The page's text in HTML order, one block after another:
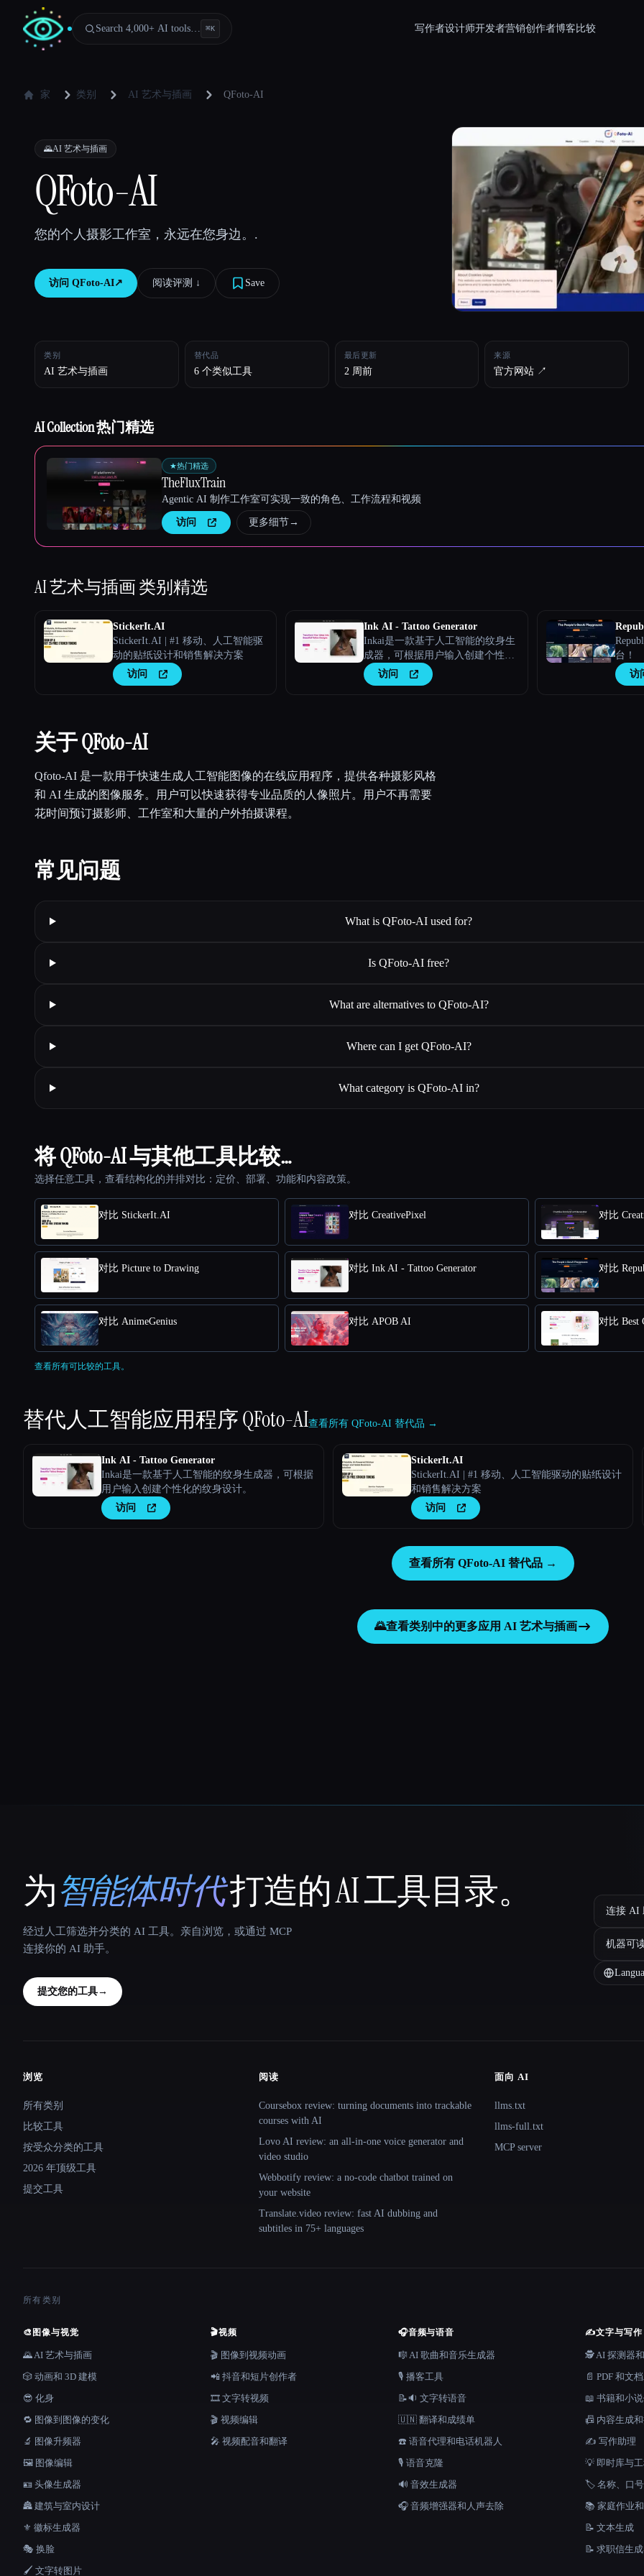
Search 4,000+ AI tools… ⌘K 写作者设计师开发者营销创作者博客 比较
家 类别 AI 艺术与插画 QFoto-AI
🌄AI 艺术与插画
QFoto-AI
您的个人摄影工作室，永远在您身边。.
访问 QFoto-AI↗︎ 阅读评测 ↓︎ Save
类别
AI 艺术与插画
替代品
6 个类似工具
最后更新
2 周前
来源
官方网站 ↗︎
AI Collection 热门精选
★热门精选
TheFluxTrain
Agentic AI 制作工作室可实现一致的角色、工作流程和视频
访问 更多细节→
AI 艺术与插画类别精选
StickerIt.AI
StickerIt.AI | #1 移动、人工智能驱
动的贴纸设计和销售解决方案
访问
Ink AI - Tattoo Generator
Inkai是一款基于人工智能的纹身生
成器，可根据用户输入创建个性化
的纹身设计。
访问
台！
访
关于 QFoto-AI
Qfoto-AI 是一款用于快速生成人工智能图像的在线应用程序，提供各种摄影风格
和 AI 生成的图像服务。用户可以快速获得专业品质的人像照片。用户不再需要
花时间预订摄影师、工作室和大量的户外拍摄课程。
常见问题
What is QFoto-AI used for?
Is QFoto-AI free?
What are alternatives to QFoto-AI?
Where can I get QFoto-AI?
What category is QFoto-AI in?
将 QFoto-AI 与其他工具比较…
选择任意工具，查看结构化的并排对比：定价、部署、功能和内容政策。
对比 StickerIt.AI 对比 CreativePixel 对比
对比 Picture to Drawing 对比 Ink AI - Tattoo Generator 对比
对比 AnimeGenius 对比 APOB AI 对比 Best
查看所有可比较的工具。
替代人工智能应用程序QFoto-AI查看所有 QFoto-AI 替代品 →
Ink AI - Tattoo Generator
Inkai是一款基于人工智能的纹身生成器，可根据
用户输入创建个性化的纹身设计。
访问
StickerIt.AI
StickerIt.AI | #1 移动、人工智能驱动的贴纸设计
和销售解决方案
访问
查看所有 QFoto-AI 替代品 →
🌄查看类别中的更多应用 AI 艺术与插画
That AI Collection
为智能体时代打造的 AI 工具目录。
经过人工筛选并分类的 AI 工具。亲自浏览，或通过 MCP
连接你的 AI 助手。
提交您的工具→
连接 AI
机器可
Site navigation
浏览
所有类别
比较工具
按受众分类的工具
2026 年顶级工具
提交工具
阅读
Coursebox review: turning documents into trackable
courses with AI
Lovo AI review: an all-in-one voice generator and
video studio
Webbotify review: a no-code chatbot trained on
your website
Translate.video review: fast AI dubbing and
subtitles in 75+ languages
面向 AI
llms.txt
llms-full.txt
MCP server
所有类别
🎨 图像与视觉
🌄 AI 艺术与插画
🎲 动画和 3D 建模
😎 化身
🔁 图像到图像的变化
🔬 图像升频器
🖼️ 图像编辑
🪪 头像生成器
🏯 建筑与室内设计
⚜️ 徽标生成器
🎭 换脸
🖌️ 文字转图片
🎬视频
🎬 图像到视频动画
📲 抖音和短片创作者
🎞️ 文字转视频
🎬 视频编辑
🎤 视频配音和翻译
🎧音频与语音
🎼 AI 歌曲和音乐生成器
🎙️ 播客工具
📝🔉 文字转语音
🇺🇳 翻译和成绩单
☎️ 语音代理和电话机器人
🎙️ 语音克隆
🔊 音效生成器
🎧 音频增强器和人声去除
✍️文字与写作
🕵️ AI 探测器
📄 PDF 和文
📖 书籍和小
📠 内容生成
✍️ 写作助理
💡 即时库与
🏷️ 名称、口
📚 家庭作业
📝 文本生成
📝 求职信生